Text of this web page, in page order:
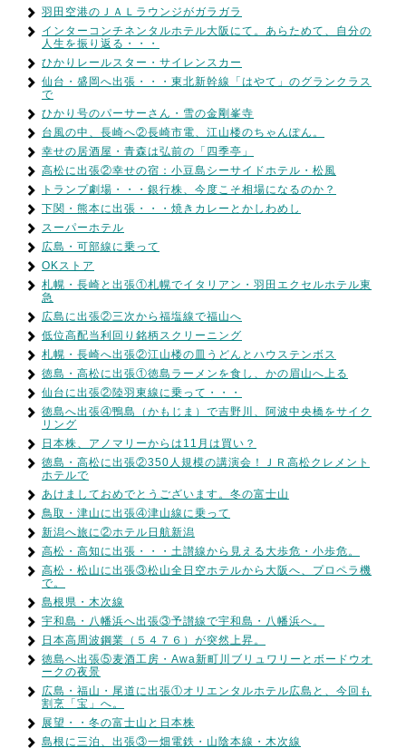
羽田空港のＪＡＬラウンジがガラガラ
インターコンチネンタルホテル大阪にて。あらためて、自分の
人生を振り返る・・・
ひかりレールスター・サイレンスカー
仙台・盛岡へ出張・・・東北新幹線「はやて」のグランクラス
で
ひかり号のパーサーさん・雪の金剛峯寺
台風の中、長崎へ②長崎市電、江山楼のちゃんぽん。
幸せの居酒屋・青森は弘前の「四季亭」
高松に出張②幸せの宿：小豆島シーサイドホテル・松風
トランプ劇場・・・銀行株、今度こそ相場になるのか？
下関・熊本に出張・・・焼きカレーとかしわめし
スーパーホテル
広島・可部線に乗って
OKストア
札幌・長崎と出張①札幌でイタリアン・羽田エクセルホテル東
急
広島に出張②三次から福塩線で福山へ
低位高配当利回り銘柄スクリーニング
札幌・長崎へ出張②江山楼の皿うどんとハウステンボス
徳島・高松に出張①徳島ラーメンを食し、かの眉山へ上る
仙台に出張②陸羽東線に乗って・・・
徳島へ出張④鴨島（かもじま）で吉野川、阿波中央橋をサイク
リング
日本株、アノマリーからは11月は買い？
徳島・高松に出張②350人規模の講演会！ＪＲ高松クレメント
ホテルで
あけましておめでとうございます。冬の富士山
鳥取・津山に出張④津山線に乗って
新潟へ旅に②ホテル日航新潟
高松・高知に出張・・・土讃線から見える大歩危・小歩危。
高松・松山に出張③松山全日空ホテルから大阪へ、プロペラ機
で。
島根県・木次線
宇和島・八幡浜へ出張③予讃線で宇和島・八幡浜へ。
日本高周波鋼業（５４７６）が突然上昇。
徳島へ出張⑤麦酒工房・Awa新町川ブリュワリーとボードウオ
ークの夜景
広島・福山・尾道に出張①オリエンタルホテル広島と、今回も
割烹「宝」へ。
展望・・冬の富士山と日本株
島根に三泊、出張③一畑電鉄・山陰本線・木次線